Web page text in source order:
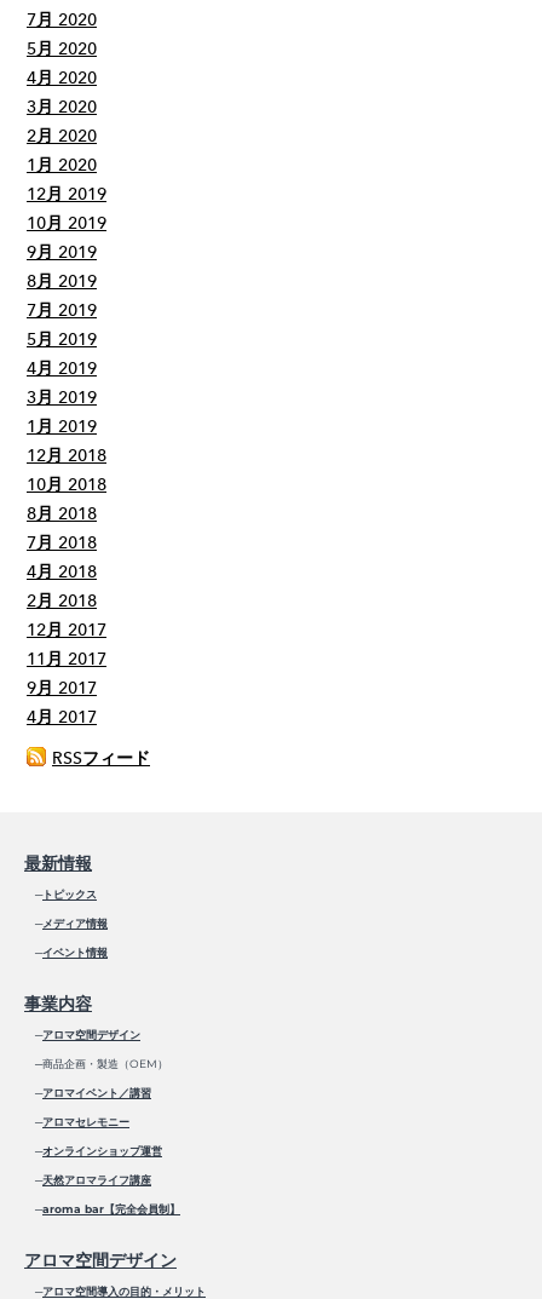
7月 2020
5月 2020
4月 2020
3月 2020
2月 2020
1月 2020
12月 2019
10月 2019
9月 2019
8月 2019
7月 2019
5月 2019
4月 2019
3月 2019
1月 2019
12月 2018
10月 2018
8月 2018
7月 2018
4月 2018
2月 2018
12月 2017
11月 2017
9月 2017
4月 2017
RSSフィード
最新情報
─トピックス
─メディア情報
─イベント情報
事業内容
─アロマ空間デザイン
─商品企画・製造（OEM）
─アロマイベント／講習
─アロマセレモニー
─オンラインショップ運営
─天然アロマライフ講座
─aroma bar【完全会員制】
アロマ空間デザイン
─アロマ空間導入の目的・メリット